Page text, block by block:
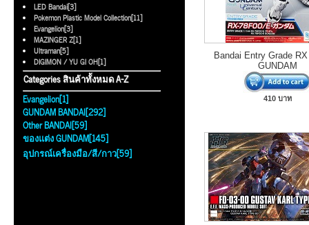
LED Bandai[3]
Pokemon Plastic Model Collection[11]
Evangelion[3]
MAZINGER Z[1]
Ultraman[5]
DIGIMON / YU GI OH[1]
Categories สินค้าทั้งหมด A-Z
Evangelion[1]
GUNDAM BANDAI[292]
Other BANDAI[59]
ของแต่ง GUNDAM[145]
อุปกรณ์เครื่องมือ/สี/กาว[59]
Bandai Entry Grade
GUNDAM
410 บาท